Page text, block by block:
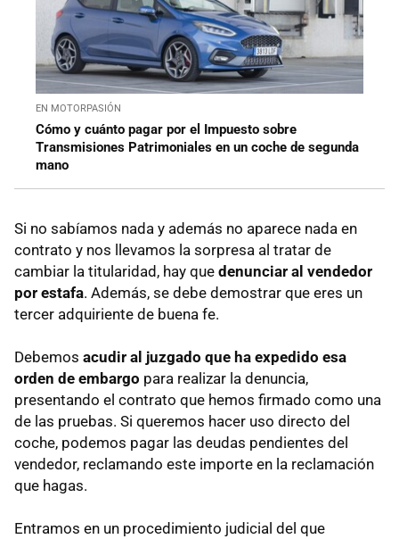
EN MOTORPASIÓN
Cómo y cuánto pagar por el Impuesto sobre
Transmisiones Patrimoniales en un coche de segunda
mano
Si no sabíamos nada y además no aparece nada en
contrato y nos llevamos la sorpresa al tratar de
cambiar la titularidad, hay que denunciar al vendedor
por estafa. Además, se debe demostrar que eres un
tercer adquiriente de buena fe.
Debemos acudir al juzgado que ha expedido esa
orden de embargo para realizar la denuncia,
presentando el contrato que hemos firmado como una
de las pruebas. Si queremos hacer uso directo del
coche, podemos pagar las deudas pendientes del
vendedor, reclamando este importe en la reclamación
que hagas.
Entramos en un procedimiento judicial del que